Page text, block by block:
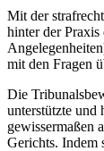
Mit der
hinter der Praxis
mit den Fragen
Die
unterstützte und
gewissermaßen
Gerichts. Indem